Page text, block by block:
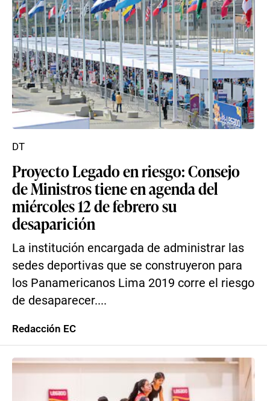
Proyecto Legado en riesgo: Consejo
de Ministros tiene en agenda del
miércoles 12 de febrero su
desaparición
La institución encargada de administrar las
sedes deportivas que se construyeron para
los Panamericanos Lima 2019 corre el riesgo
de desaparecer....
DT
Redacción EC